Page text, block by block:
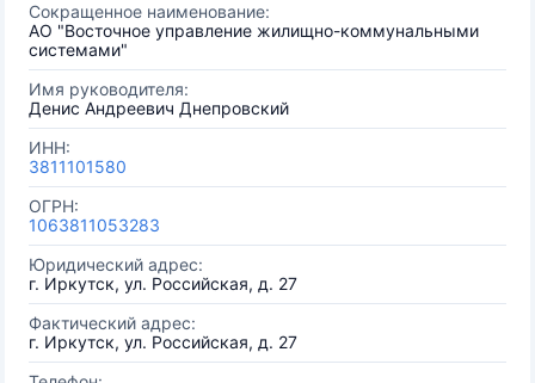
Сокращенное наименование:
АО "Восточное управление жилищно-коммунальными
системами"
Имя руководителя:
Денис Андреевич Днепровский
ИНН:
3811101580
ОГРН:
1063811053283
Юридический адрес:
г. Иркутск, ул. Российская, д. 27
Фактический адрес:
г. Иркутск, ул. Российская, д. 27